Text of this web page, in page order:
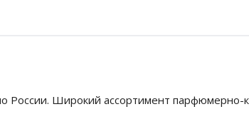
России. Широкий ассортимент